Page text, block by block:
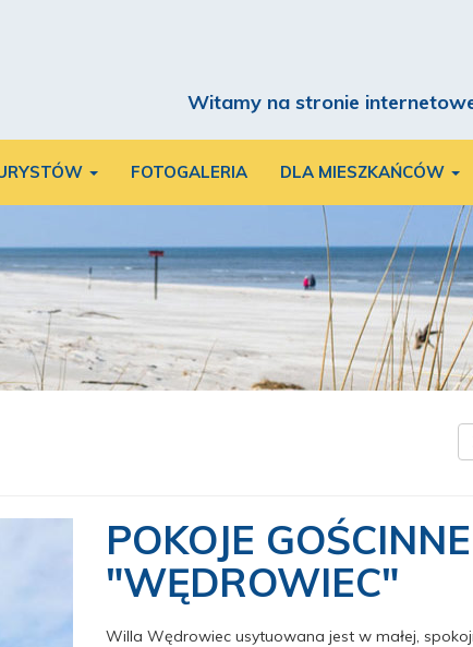
Witamy na stronie
FOTOGALERIA DLA MIESZKAŃCÓW
POKOJE GOŚCINNE
"WĘDROWIEC"
Willa Wędrowiec usytuowana jest w małej,